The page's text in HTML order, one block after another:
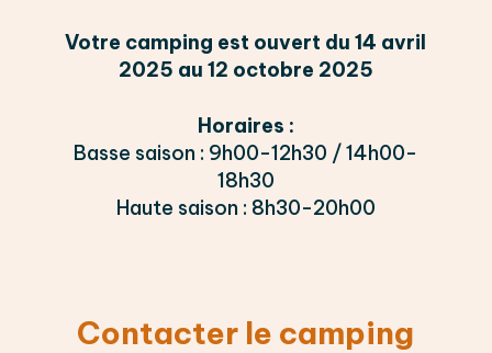
Votre camping est ouvert du 14 avril
2025 au 12 octobre 2025
Horaires :
Basse saison : 9h00-12h30 / 14h00-
18h30
Haute saison : 8h30-20h00
Contacter le camping